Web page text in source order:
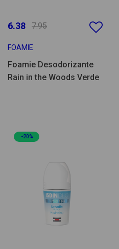
6.38 7.95
FOAMIE
Foamie Desodorizante
Rain in the Woods Verde
-20%